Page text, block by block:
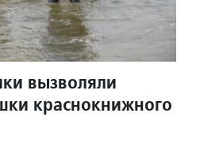
вызволяли
краснокнижного